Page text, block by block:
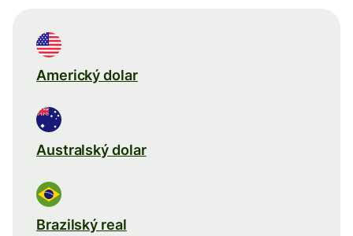
Americký dolar
Australský dolar
Brazilský real